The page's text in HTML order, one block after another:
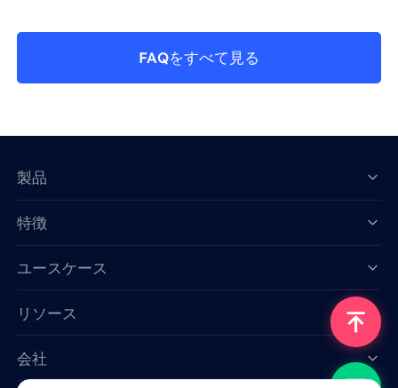
FAQをすべて見る
製品
特徴
ユースケース
リソース
会社